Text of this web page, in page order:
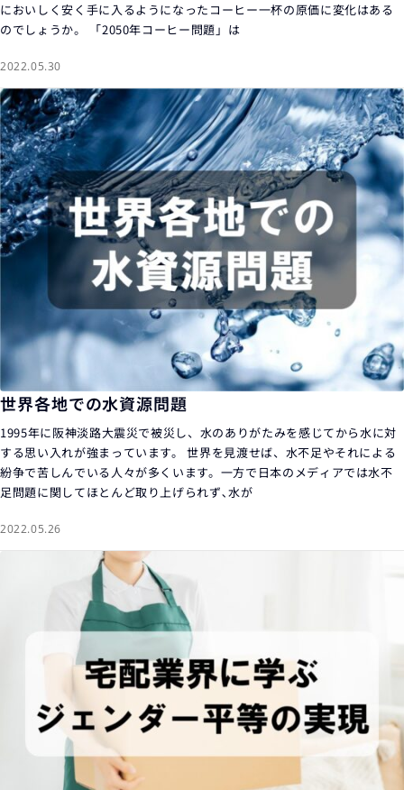
においしく安く手に入るようになったコーヒー一杯の原価に変化はある
のでしょうか。 「2050年コーヒー問題」は
2022.05.30
世界各地での水資源問題
1995年に阪神淡路大震災で被災し、水のありがたみを感じてから水に対
する思い入れが強まっています。 世界を見渡せば、水不足やそれによる
紛争で苦しんでいる人々が多くいます。一方で日本のメディアでは水不
足問題に関してほとんど取り上げられず､水が
2022.05.26